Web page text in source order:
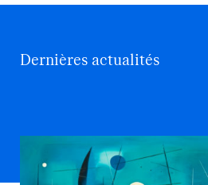
Dernières actualités